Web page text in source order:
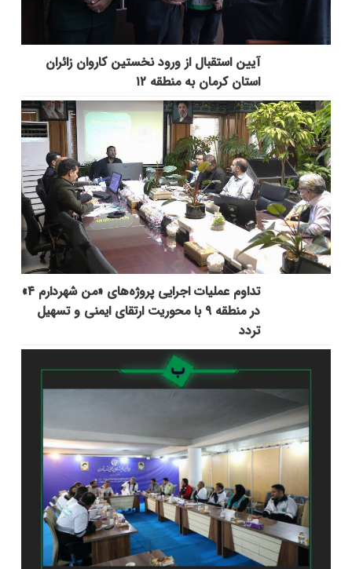
آیین استقبال از ورود نخستین کاروان زائران
استان کرمان به منطقه ۱۲
تداوم عملیات اجرایی پروژه‌های «من شهردارم ۴»
در منطقه ۹ با محوریت ارتقای ایمنی و تسهیل
تردد